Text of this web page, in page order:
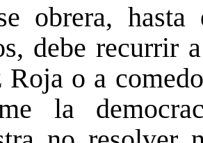
obrera,
debe recurrir
o a
la